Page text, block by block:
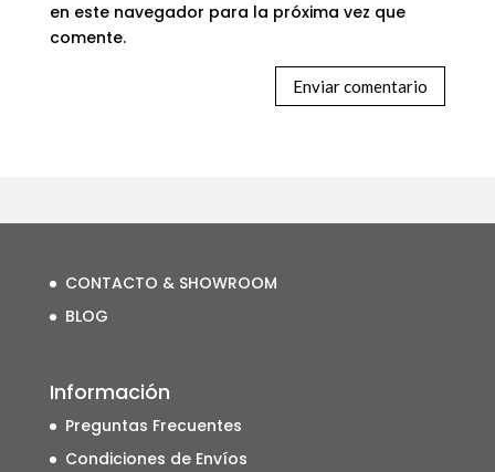
en este navegador para la próxima vez que
comente.
CONTACTO & SHOWROOM
BLOG
Información
Preguntas Frecuentes
Condiciones de Envíos